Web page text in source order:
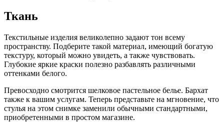
Ткань
Текстильные изделия великолепно задают тон всему
пространству. Подберите такой материал, имеющий богатую
текстуру, который можно увидеть, а также чувствовать.
Глубокие яркие краски полезно разбавлять различными
оттенками белого.
Превосходно смотрится шелковое пастельное белье. Бархат
также к вашим услугам. Теперь представьте на мгновение, что
стулья на этом снимке заменили обычными стандартными,
приобретенными в простом магазине.